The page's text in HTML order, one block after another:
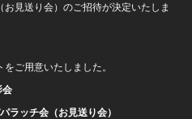
見送り会）のご招待が決定いたしま
ご用意いたしました。
会
ラッチ会（お見送り会）